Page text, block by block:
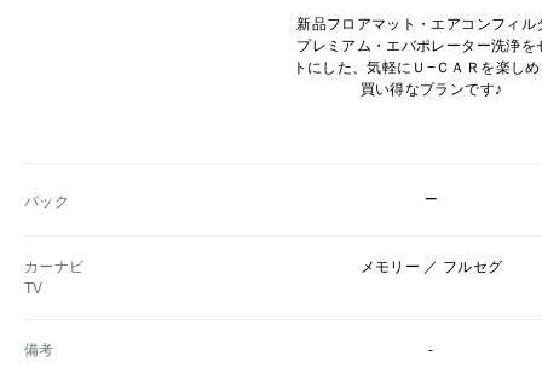
新品フロアマット・エアコンフィル
プレミアム・エバポレーター洗浄を
トにした、気軽にＵ−ＣＡＲを楽し
買い得なプランです♪
パック −
カーナビ
TV
メモリー ／ フルセグ
備考 -